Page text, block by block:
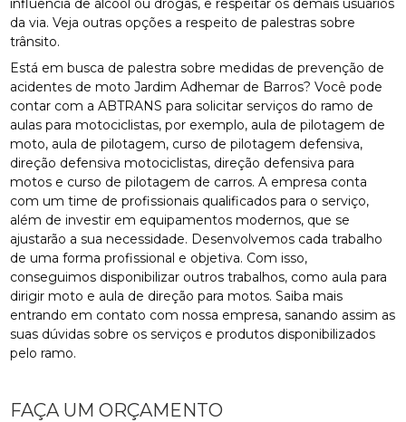
influência de álcool ou drogas, e respeitar os demais usuários
da via. Veja outras opções a respeito de palestras sobre
trânsito.
Está em busca de palestra sobre medidas de prevenção de
acidentes de moto Jardim Adhemar de Barros? Você pode
contar com a ABTRANS para solicitar serviços do ramo de
aulas para motociclistas, por exemplo, aula de pilotagem de
moto, aula de pilotagem, curso de pilotagem defensiva,
direção defensiva motociclistas, direção defensiva para
motos e curso de pilotagem de carros. A empresa conta
com um time de profissionais qualificados para o serviço,
além de investir em equipamentos modernos, que se
ajustarão a sua necessidade. Desenvolvemos cada trabalho
de uma forma profissional e objetiva. Com isso,
conseguimos disponibilizar outros trabalhos, como aula para
dirigir moto e aula de direção para motos. Saiba mais
entrando em contato com nossa empresa, sanando assim as
suas dúvidas sobre os serviços e produtos disponibilizados
pelo ramo.
FAÇA UM ORÇAMENTO